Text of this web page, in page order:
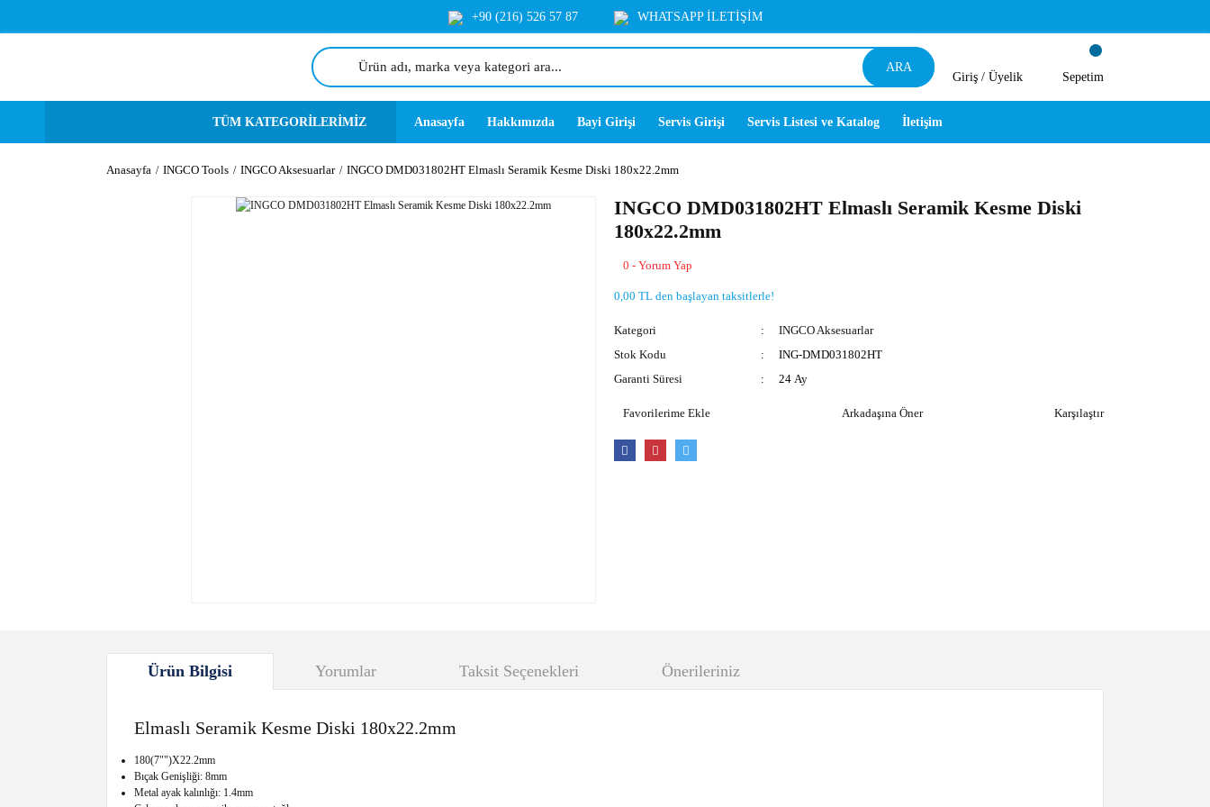
+90 (216) 526 57 87 WHATSAPP İLETİŞİM
ARA
Giriş / Üyelik Sepetim
TÜM KATEGORİLERİMİZ Anasayfa Hakkımızda Bayi Girişi Servis Girişi Servis Listesi ve Katalog İletişim
Anasayfa INGCO Tools INGCO Aksesuarlar INGCO DMD031802HT Elmaslı Seramik Kesme Diski 180x22.2mm
INGCO DMD031802HT Elmaslı Seramik Kesme Diski
180x22.2mm
0 - Yorum Yap
0,00 TL den başlayan taksitlerle!
Kategori
INGCO Aksesuarlar
Stok Kodu
ING-DMD031802HT
Garanti Süresi
24 Ay
Arkadaşına Öner Karşılaştır
Ürün Bilgisi Yorumlar Taksit Seçenekleri Önerileriniz
Elmaslı Seramik Kesme Diski 180x22.2mm
180(7"")X22.2mm
Bıçak Genişliği: 8mm
Metal ayak kalınlığı: 1.4mm